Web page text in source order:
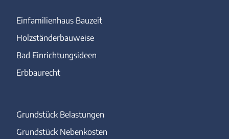
Einfamilienhaus Bauzeit
Holzständerbauweise
Bad Einrichtungsideen
Erbbaurecht
Grundstück Belastungen
Grundstück Nebenkosten